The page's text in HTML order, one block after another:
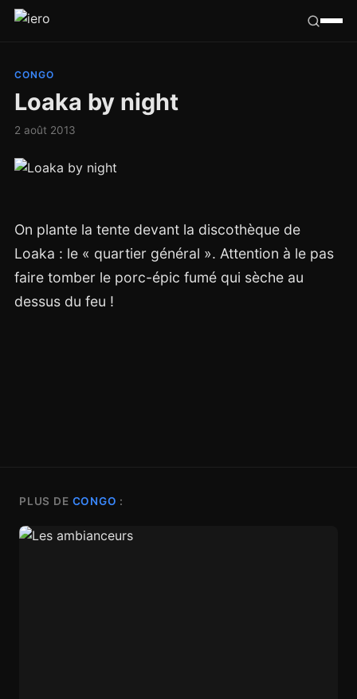
Congo
Hasard
CONGO
Loaka by night
2 août 2013
On plante la tente devant la discothèque de
Loaka : le « quartier général ». Attention à le pas
faire tomber le porc-épic fumé qui sèche au
dessus du feu !
PLUS DE CONGO :